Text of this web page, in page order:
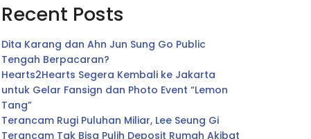
Recent Posts
Dita Karang dan Ahn Jun Sung Go Public
Tengah Berpacaran?
Hearts2Hearts Segera Kembali ke Jakarta
untuk Gelar Fansign dan Photo Event “Lemon
Tang”
Terancam Rugi Puluhan Miliar, Lee Seung Gi
Terancam Tak Bisa Pulih Deposit Rumah Akibat